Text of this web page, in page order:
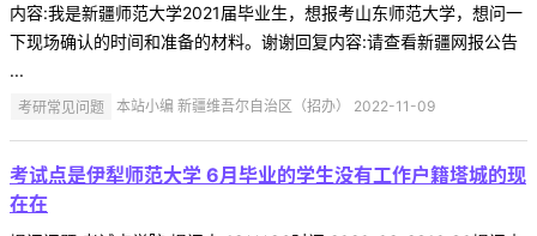
内容:我是新疆师范大学2021届毕业生，想报考山东师范大学，想问一
下现场确认的时间和准备的材料。谢谢回复内容:请查看新疆网报公告
...
考研常见问题 本站小编 新疆维吾尔自治区（招办） 2022-11-09
考试点是伊犁师范大学 6月毕业的学生没有工作户籍塔城的现
在在